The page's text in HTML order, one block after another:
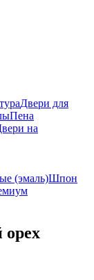
Двери для
Пена
на
(эмаль)Шпон